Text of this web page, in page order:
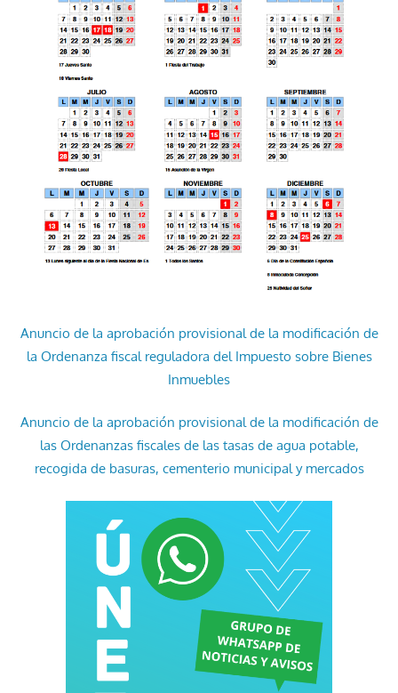
Anuncio de la aprobación provisional de la modificación de
la Ordenanza fiscal reguladora del Impuesto sobre Bienes
Inmuebles
Anuncio de la aprobación provisional de la modificación de
las Ordenanzas fiscales de las tasas de agua potable,
recogida de basuras, cementerio municipal y mercados